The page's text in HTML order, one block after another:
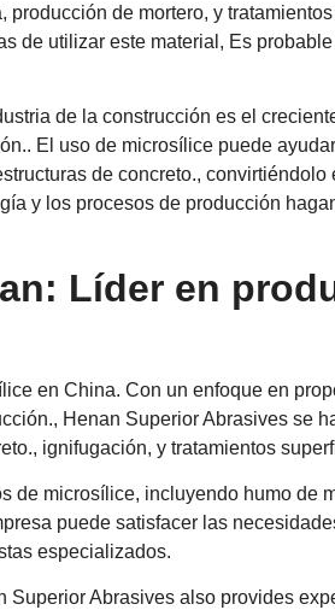
de mortero, y
de utilizar este material, Es
de la construcción es el
El uso de microsílice puede
de concreto.,
y los procesos de producción
Líder en
en China. Con un enfoque en
Henan Superior Abrasives se
ignifugación, y tratamientos
de microsílice, incluyendo humo de
puede satisfacer las
especializados.
Superior Abrasives also provides